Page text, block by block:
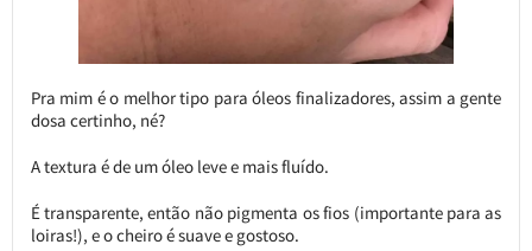
Pra mim é o melhor tipo para óleos finalizadores, assim a gente
dosa certinho, né?
A textura é de um óleo leve e mais fluído.
É transparente, então não pigmenta os fios (importante para as
loiras!), e o cheiro é suave e gostoso.